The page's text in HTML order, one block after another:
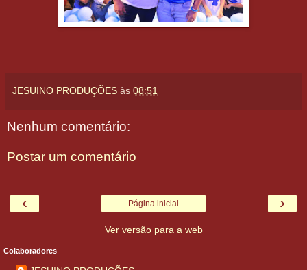
JESUINO PRODUÇÕES às 08:51
Nenhum comentário:
Postar um comentário
‹ ›
Página inicial
Ver versão para a web
Colaboradores